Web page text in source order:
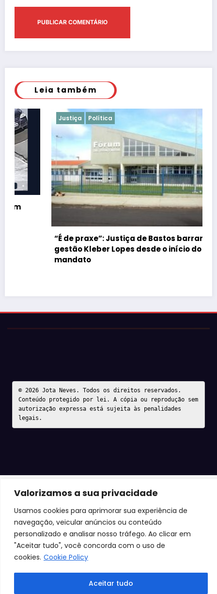
Valorizamos a sua privacidade
Usamos cookies para aprimorar sua experiência de
navegação, veicular anúncios ou conteúdo
personalizado e analisar nosso tráfego. Ao clicar em
"Aceitar tudo", você concorda com o uso de
cookies. Cookie Policy
Aceitar tudo
Leia também
Justiça Política
“É de praxe”: Justiça de Bastos barrar atos da
gestão Kleber Lopes desde o início do
mandato
© 2026 Jota Neves. Todos os direitos reservados.
Conteúdo protegido por lei. A cópia ou reprodução sem
autorização expressa está sujeita às penalidades
legais.